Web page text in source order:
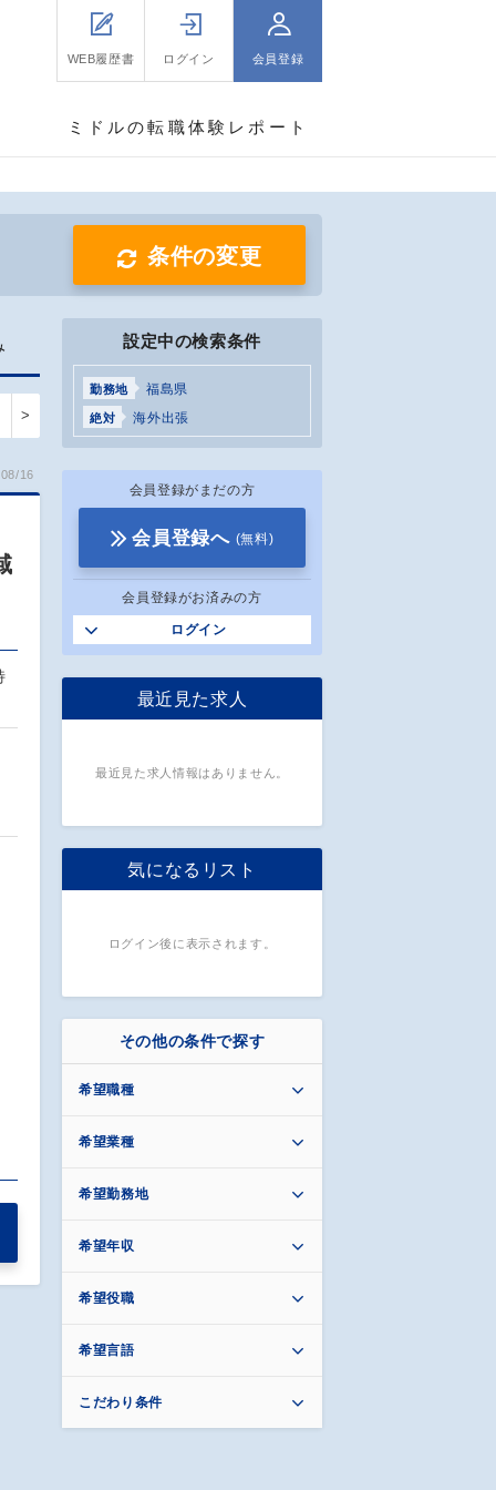
WEB履歴書 ログイン 会員登録
ミドルの転職体験レポート
条件の変更
>
16
設定中の検索条件
勤務地 福島県
絶対 海外出張
会員登録がまだの方
会員登録へ (無料)
会員登録がお済みの方
ログイン
最近見た求人
最近見た求人情報はありません。
気になるリスト
ログイン後に表示されます。
その他の条件で探す
希望職種
希望業種
希望勤務地
希望年収
希望役職
希望言語
こだわり条件